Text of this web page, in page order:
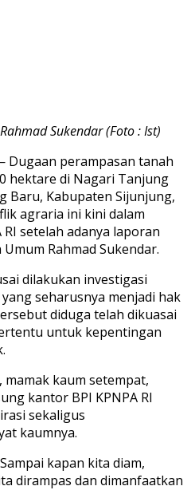
Sukendar (Foto : Ist)
Dugaan perampasan tanah
hektare di Nagari Tanjung
Baru, Kabupaten Sijunjung,
agraria ini kini dalam
setelah adanya laporan
Rahmad Sukendar.
dilakukan investigasi
seharusnya menjadi hak
diduga telah dikuasai
untuk kepentingan
kaum setempat,
kantor BPI KPNPA RI
sekaligus
kaumnya.
kapan kita diam,
dirampas dan dimanfaatkan